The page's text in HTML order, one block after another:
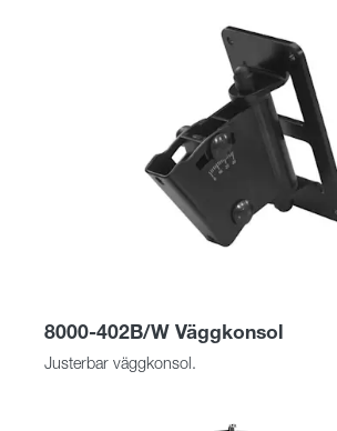
8000-402B/W Väggkonsol
Justerbar väggkonsol.